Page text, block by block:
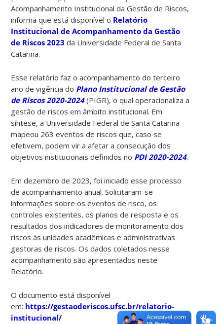
Acompanhamento Institucional da Gestão de Riscos,
informa que está disponível o Relatório
Institucional de Acompanhamento da Gestão
de Riscos 2023 da Universidade Federal de Santa
Catarina.
Esse relatório faz o acompanhamento do terceiro
ano de vigência do Plano Institucional de Gestão
de Riscos 2020-2024(PIGR), o qual operacionaliza a
gestão de riscos em âmbito institucional. Em
síntese, a Universidade Federal de Santa Catarina
mapeou 263 eventos de riscos que, caso se
efetivem, podem vir a afetar a consecução dos
objetivos institucionais definidos no PDI 2020-2024.
Em dezembro de 2023, foi iniciado esse processo
de acompanhamento anual. Solicitaram-se
informações sobre os eventos de risco, os
controles existentes, os planos de resposta e os
resultados dos indicadores de monitoramento dos
riscos às unidades acadêmicas e administrativas
gestoras de riscos. Os dados coletados nesse
acompanhamento são apresentados neste
Relatório.
O documento está disponível
em: https://gestaoderiscos.ufsc.br/relatorio-
institucional/